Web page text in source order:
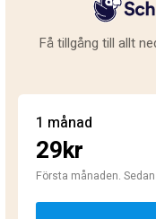
Få tillgång till allt
1 månad
29kr
Första månaden.